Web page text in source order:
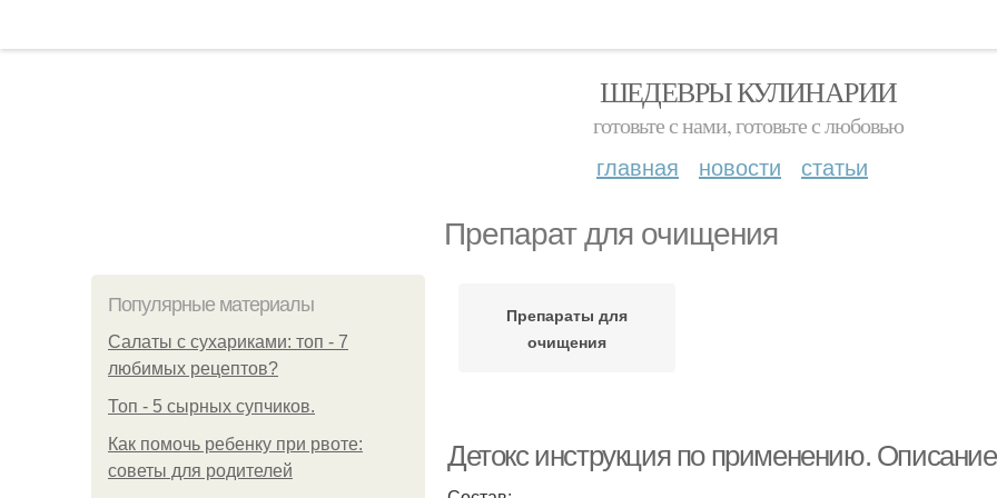
ШЕДЕВРЫ КУЛИНАРИИ
готовьте с нами, готовьте с любовью
главная новости статьи
Препарат для очищения
Популярные материалы
Салаты с сухариками: топ - 7
любимых рецептов?
Топ - 5 сырных супчиков.
Как помочь ребенку при рвоте:
советы для родителей
Препараты для
очищения
Детокс инструкция по применению. Описание